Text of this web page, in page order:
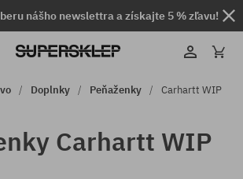
nášho newslettra a získajte 5 % zľavu!
Doplnky Peňaženky Carhartt WIP
Carhartt WIP